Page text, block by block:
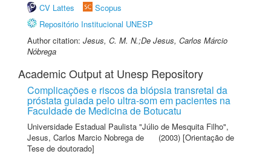
CV Lattes
Scopus
Repositório Institucional UNESP
Author citation: Jesus, C. M. N.;De Jesus, Carlos Márcio
Nóbrega
Academic Output at Unesp Repository
Complicações e riscos da biópsia transretal da
próstata guiada pelo ultra-som em pacientes na
Faculdade de Medicina de Botucatu
Universidade Estadual Paulista "Júlio de Mesquita Filho",
Jesus, Carlos Marcio Nobrega de
(2003) [Orientação de
Tese de doutorado]